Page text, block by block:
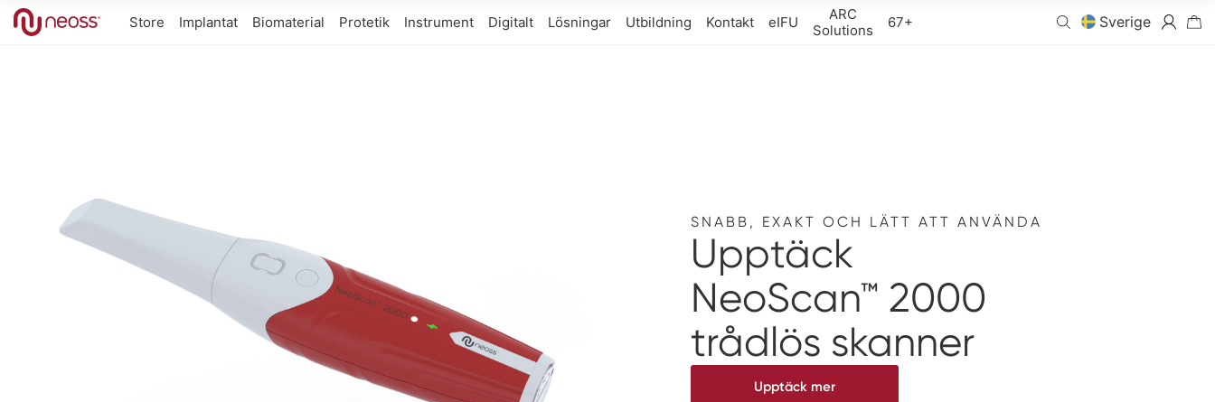
Store Implantat Biomaterial Protetik Instrument Digitalt Lösningar Utbildning Kontakt eIFU
ARC
Solutions
67+ Sverige
SNABB, EXAKT OCH LÄTT ATT ANVÄNDA
Upptäck
NeoScan™ 2000
trådlös skanner
Upptäck mer